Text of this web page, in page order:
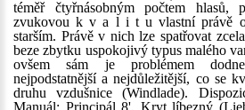
téměř čtyřnásobným počtem hlasů,
zvukovou k v a l i t u vlastní právě
starším. Právě v nich lze spatřovat
beze zbytku uspokojivý typus malého
ovšem sám je problémem
nejpodstatnější a nejdůležitější, co se
druhu vzdušnice (Windlade).
Manuál: Principál 8', Kryt líbezný